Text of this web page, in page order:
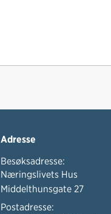
Adresse
Besøksadresse:
Næringslivets Hus
Middelthunsgate 27
Postadresse: